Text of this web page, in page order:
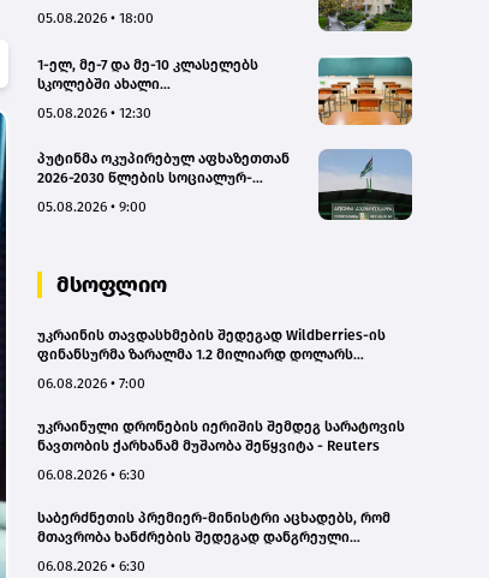
ბრალდება წარუდგინა
05.08.2026 • 18:00
1-ელ, მე-7 და მე-10 კლასელებს
სკოლებში ახალი
პროგრამები დახვდებათ - ასევე
რომლითაც საგაკვეთილო პროცესში
ტელეფონების გამოყენება
იზღუდება
05.08.2026 • 12:30
პუტინმა ოკუპირებულ აფხაზეთთან
2026-2030 წლების სოციალურ-
შეთანხმების რატიფიცირებას ხელი
05.08.2026 • 9:00
მსოფლიო
უკრაინის თავდასხმების შედეგად Wildberries-ის
ფინანსურმა ზარალმა 1.2 მილიარდ დოლარს
06.08.2026 • 7:00
უკრაინული დრონების იერიშის შემდეგ სარატოვის
ნავთობის ქარხანამ მუშაობა შეწყვიტა - Reuters
06.08.2026 • 6:30
საბერძნეთის პრემიერ-მინისტრი აცხადებს, რომ
მთავრობა ხანძრების შედეგად დანგრეული
06.08.2026 • 6:30